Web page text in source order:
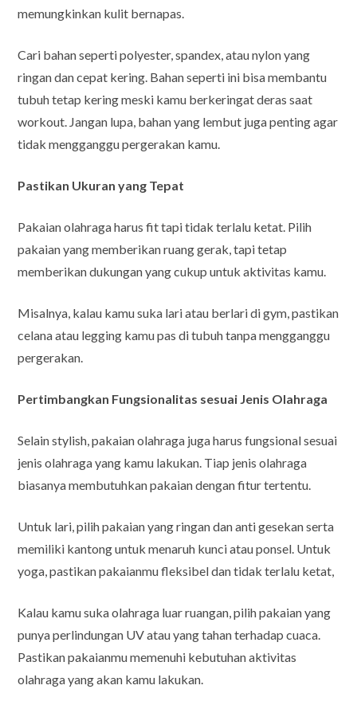
memungkinkan kulit bernapas.
Cari bahan seperti polyester, spandex, atau nylon yang
ringan dan cepat kering. Bahan seperti ini bisa membantu
tubuh tetap kering meski kamu berkeringat deras saat
workout. Jangan lupa, bahan yang lembut juga penting agar
tidak mengganggu pergerakan kamu.
Pastikan Ukuran yang Tepat
Pakaian olahraga harus fit tapi tidak terlalu ketat. Pilih
pakaian yang memberikan ruang gerak, tapi tetap
memberikan dukungan yang cukup untuk aktivitas kamu.
Misalnya, kalau kamu suka lari atau berlari di gym, pastikan
celana atau legging kamu pas di tubuh tanpa mengganggu
pergerakan.
Pertimbangkan Fungsionalitas sesuai Jenis Olahraga
Selain stylish, pakaian olahraga juga harus fungsional sesuai
jenis olahraga yang kamu lakukan. Tiap jenis olahraga
biasanya membutuhkan pakaian dengan fitur tertentu.
Untuk lari, pilih pakaian yang ringan dan anti gesekan serta
memiliki kantong untuk menaruh kunci atau ponsel. Untuk
yoga, pastikan pakaianmu fleksibel dan tidak terlalu ketat,
Kalau kamu suka olahraga luar ruangan, pilih pakaian yang
punya perlindungan UV atau yang tahan terhadap cuaca.
Pastikan pakaianmu memenuhi kebutuhan aktivitas
olahraga yang akan kamu lakukan.